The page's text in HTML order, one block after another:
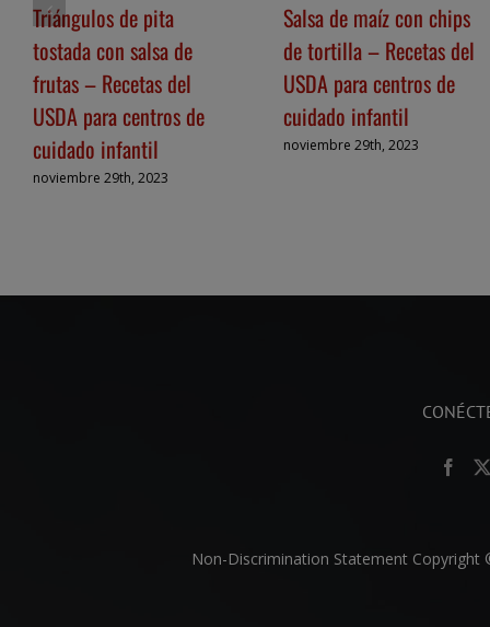
Triángulos de pita
tostada con salsa de
frutas – Recetas del
USDA para centros de
cuidado infantil
noviembre 29th, 2023
Salsa de maíz con chips
de tortilla – Recetas del
USDA para centros de
cuidado infantil
noviembre 29th, 2023
Non-Discrimination StatementCopyright